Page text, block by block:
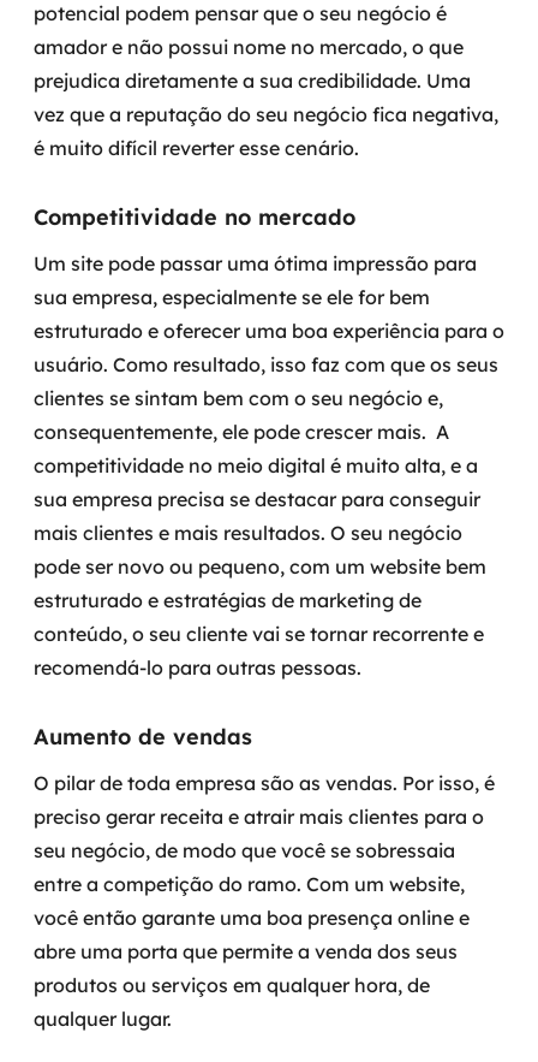
potencial podem pensar que o seu negócio é
amador e não possui nome no mercado, o que
prejudica diretamente a sua credibilidade. Uma
vez que a reputação do seu negócio fica negativa,
é muito difícil reverter esse cenário.
Competitividade no mercado
Um site pode passar uma ótima impressão para
sua empresa, especialmente se ele for bem
estruturado e oferecer uma boa experiência para o
usuário. Como resultado, isso faz com que os seus
clientes se sintam bem com o seu negócio e,
consequentemente, ele pode crescer mais. A
competitividade no meio digital é muito alta, e a
sua empresa precisa se destacar para conseguir
mais clientes e mais resultados. O seu negócio
pode ser novo ou pequeno, com um website bem
estruturado e estratégias de marketing de
conteúdo, o seu cliente vai se tornar recorrente e
recomendá-lo para outras pessoas.
Aumento de vendas
O pilar de toda empresa são as vendas. Por isso, é
preciso gerar receita e atrair mais clientes para o
seu negócio, de modo que você se sobressaia
entre a competição do ramo. Com um website,
você então garante uma boa presença online e
abre uma porta que permite a venda dos seus
produtos ou serviços em qualquer hora, de
qualquer lugar.